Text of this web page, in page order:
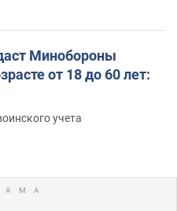
Минобороны
от 18 до 60 лет:
учета